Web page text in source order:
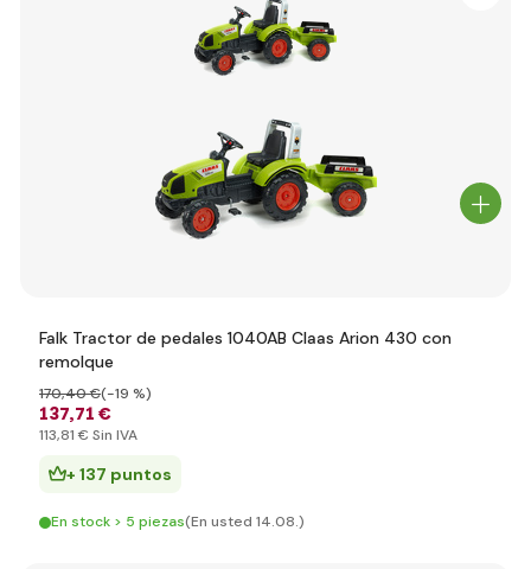
Falk Tractor de pedales 1040AB Claas Arion 430 con
remolque
137,71 €
170,40 €(-19 %)
113,81 € Sin IVA
+ 137 puntos
En stock > 5 piezas(En usted 14.08.)